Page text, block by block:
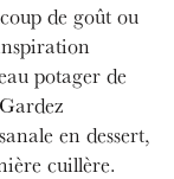
de goût ou
potager de
en dessert,
cuillère.